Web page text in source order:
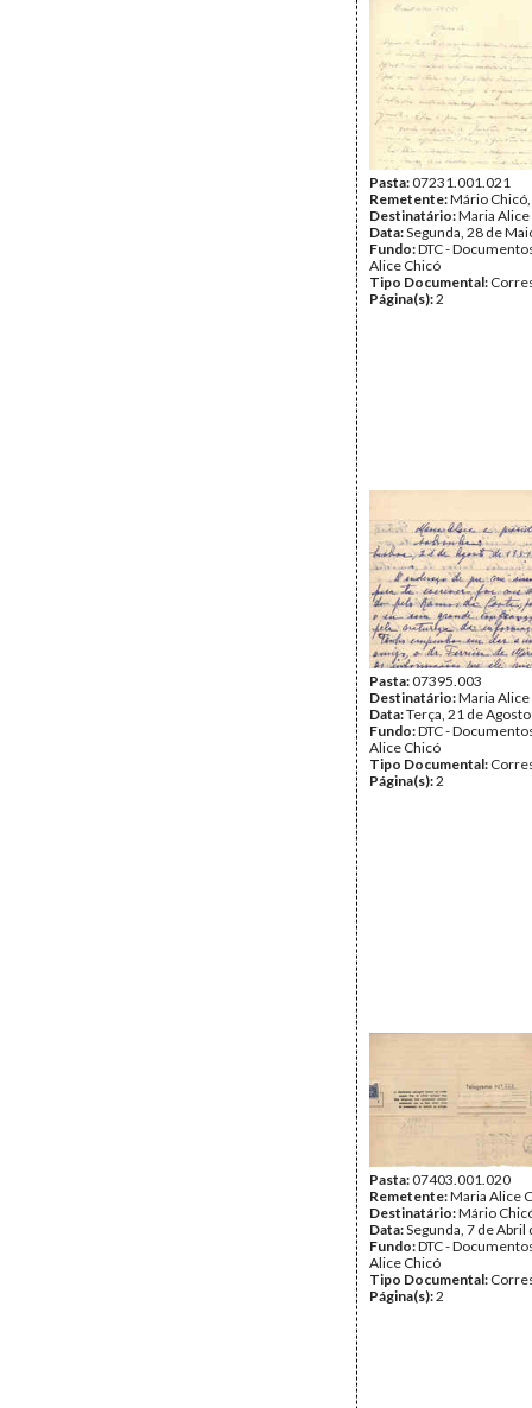
Pasta:07231.001.021
Remetente:Mário
Destinatário:Maria Alice
Data:Segunda, 28 de
Fundo:DTC -
Alice Chicó
Tipo Documental:
Página(s):2
Pasta:07395.003
Destinatário:Maria Alice
Data:Terça, 21 de
Fundo:DTC -
Alice Chicó
Tipo Documental:
Página(s):2
Pasta:07403.001.020
Remetente:Maria Alice
Destinatário:Mário
Data:Segunda, 7 de Abril
Fundo:DTC -
Alice Chicó
Tipo Documental:
Página(s):2